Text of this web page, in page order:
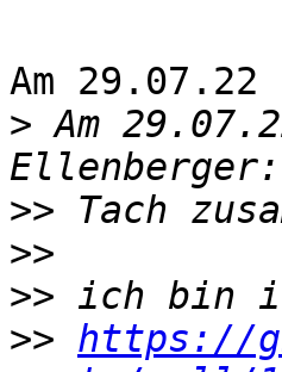
Am
> Am
>>
>>
>>
>> https://